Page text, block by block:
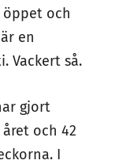
och
en
Vackert så.
gjort
och 42
I